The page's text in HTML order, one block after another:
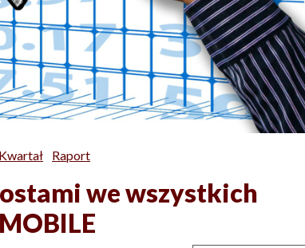
Raport
we wszystkich